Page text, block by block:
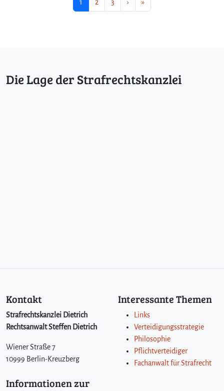
1 2 3 › »
Die Lage der Strafrechtskanzlei
Kontakt
Strafrechtskanzlei Dietrich
Rechtsanwalt Steffen Dietrich
Wiener Straße 7
10999 Berlin-Kreuzberg
Interessante Themen
Links
Verteidigungsstrategie
Philosophie
Pflichtverteidiger
Fachanwalt für Strafrecht
Informationen zur